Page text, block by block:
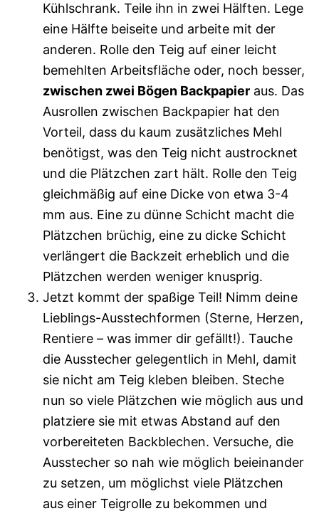
Kühlschrank. Teile ihn in zwei Hälften. Lege
eine Hälfte beiseite und arbeite mit der
anderen. Rolle den Teig auf einer leicht
bemehlten Arbeitsfläche oder, noch besser,
zwischen zwei Bögen Backpapier aus. Das
Ausrollen zwischen Backpapier hat den
Vorteil, dass du kaum zusätzliches Mehl
benötigst, was den Teig nicht austrocknet
und die Plätzchen zart hält. Rolle den Teig
gleichmäßig auf eine Dicke von etwa 3-4
mm aus. Eine zu dünne Schicht macht die
Plätzchen brüchig, eine zu dicke Schicht
verlängert die Backzeit erheblich und die
Plätzchen werden weniger knusprig.
Jetzt kommt der spaßige Teil! Nimm deine
Lieblings-Ausstechformen (Sterne, Herzen,
Rentiere – was immer dir gefällt!). Tauche
die Ausstecher gelegentlich in Mehl, damit
sie nicht am Teig kleben bleiben. Steche
nun so viele Plätzchen wie möglich aus und
platziere sie mit etwas Abstand auf den
vorbereiteten Backblechen. Versuche, die
Ausstecher so nah wie möglich beieinander
zu setzen, um möglichst viele Plätzchen
aus einer Teigrolle zu bekommen und